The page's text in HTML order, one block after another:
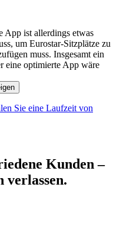
App ist allerdings etwas
um Eurostar-Sitzplätze zu
muss. Insgesamt ein
eine optimierte App wäre
Sie eine Laufzeit von
Kunden –
verlassen.